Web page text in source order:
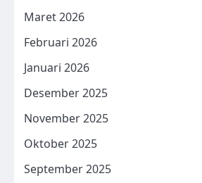
Maret 2026
Februari 2026
Januari 2026
Desember 2025
November 2025
Oktober 2025
September 2025